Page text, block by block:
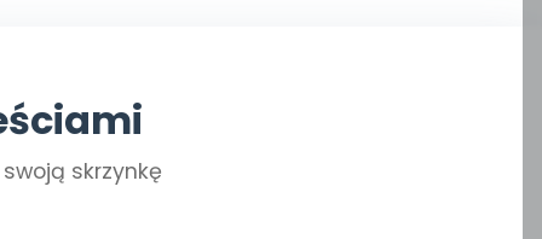
skrzynkę